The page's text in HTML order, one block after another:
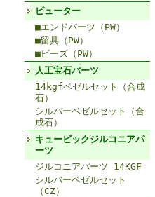
ピューター
■エンドパーツ（PW）
■留具（PW）
■ビーズ（PW）
人工宝石パーツ
14kgfベゼルセット（合成
石）
シルバーベゼルセット（合
成石）
キュービックジルコニアパ
ーツ
ジルコニアパーツ 14KGF
シルバーベゼルセット
（CZ）